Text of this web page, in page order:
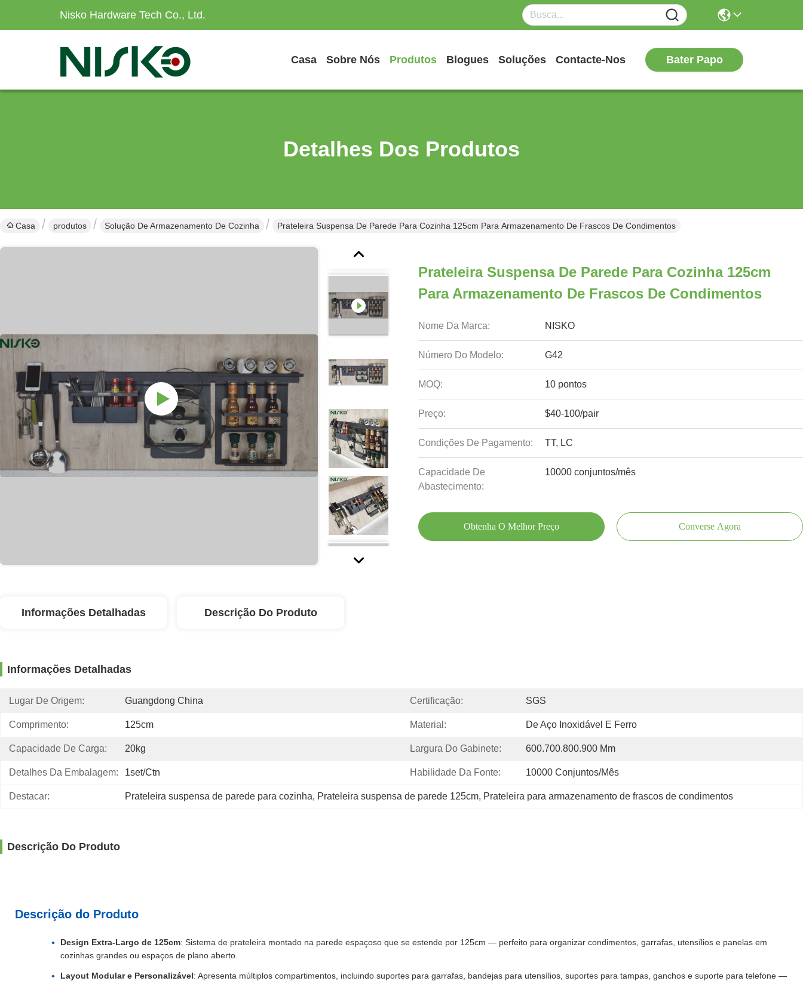
Nisko Hardware Tech Co., Ltd.
Casa Sobre Nós Produtos Blogues Soluções Contacte-Nos Bater Papo
Detalhes Dos Produtos
Casa produtos Solução De Armazenamento De Cozinha Prateleira Suspensa De Parede Para Cozinha 125cm Para Armazenamento De Frascos De Condimentos
Prateleira Suspensa De Parede Para Cozinha 125cm
Para Armazenamento De Frascos De Condimentos
Nome Da Marca: NISKO
Número Do Modelo: G42
MOQ: 10 pontos
Preço: $40-100/pair
Condições De Pagamento: TT, LC
Capacidade De
Abastecimento:
10000 conjuntos/mês
Obtenha O Melhor Preço Converse Agora
Informações Detalhadas Descrição Do Produto
Informações Detalhadas
Lugar De Origem: Guangdong China Certificação: SGS
Comprimento: 125cm Material: De Aço Inoxidável E Ferro
Capacidade De Carga: 20kg Largura Do Gabinete: 600.700.800.900 Mm
Detalhes Da Embalagem: 1set/ctn Habilidade Da Fonte: 10000 Conjuntos/mês
Destacar: Prateleira suspensa de parede para cozinha, Prateleira suspensa de parede 125cm, Prateleira para armazenamento de frascos de condimentos
Descrição Do Produto
Descrição do Produto
Design Extra-Largo de 125cm: Sistema de prateleira montado na parede espaçoso que se estende por 125cm — perfeito para organizar condimentos, garrafas, utensílios e panelas em
cozinhas grandes ou espaços de plano aberto.
Layout Modular e Personalizável: Apresenta múltiplos compartimentos, incluindo suportes para garrafas, bandejas para utensílios, suportes para tampas, ganchos e suporte para telefone —